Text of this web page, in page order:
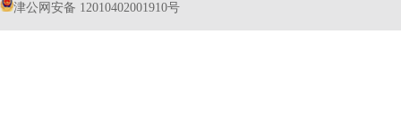
津公网安备 12010402001910号